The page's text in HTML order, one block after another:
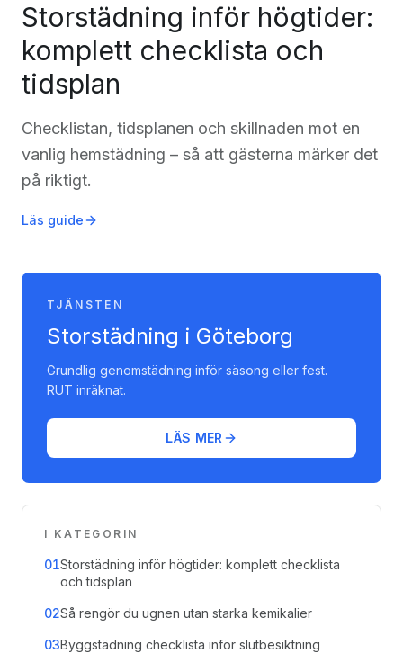
Storstädning inför högtider:
komplett checklista och
tidsplan
Checklistan, tidsplanen och skillnaden mot en
vanlig hemstädning – så att gästerna märker det
på riktigt.
Läs guide
TJÄNSTEN
Storstädning i Göteborg
Grundlig genomstädning inför säsong eller fest.
RUT inräknat.
LÄS MER
I KATEGORIN
01Storstädning inför högtider: komplett checklista
och tidsplan
02Så rengör du ugnen utan starka kemikalier
03Byggstädning checklista inför slutbesiktning